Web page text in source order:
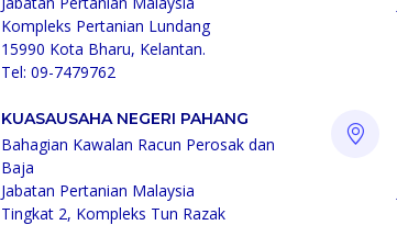
Kompleks Pertanian Lundang
15990 Kota Bharu, Kelantan.
Tel: 09-7479762
KUASAUSAHA NEGERI PAHANG
Bahagian Kawalan Racun Perosak dan
Baja
Jabatan Pertanian Malaysia
Tingkat 2, Kompleks Tun Razak